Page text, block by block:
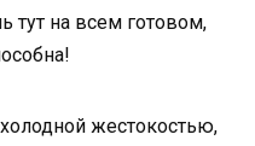
на всем готовом,
жестокостью,